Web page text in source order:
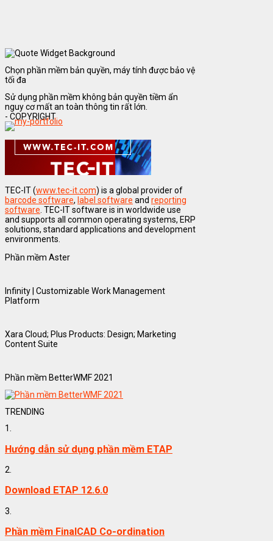
Chọn phần mềm bản quyền, máy tính được bảo vệ
tối đa
Sử dụng phần mềm không bản quyền tiềm ẩn
nguy cơ mất an toàn thông tin rất lớn.
- COPYRIGHT
TEC-IT (www.tec-it.com) is a global provider of
barcode software, label software and reporting
software . TEC-IT software is in worldwide use
and supports all common operating systems, ERP
solutions, standard applications and development
environments.
Phần mềm Aster
Infinity | Customizable Work Management
Platform
Xara Cloud; Plus Products: Design; Marketing
Content Suite
Phần mềm BetterWMF 2021
TRENDING
1.
Hướng dẫn sử dụng phần mềm ETAP
2.
Download ETAP 12.6.0
3.
Phần mềm FinalCAD Co-ordination